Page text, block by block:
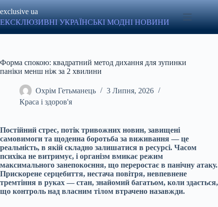
до
вмісту
exclusive ua
ЕКСКЛЮЗИВНІ УКРАЇНСЬКІ МОДНІ НОВИНИ
Форма спокою: квадратний метод дихання для зупинки
паніки менш ніж за 2 хвилини
Охрім Гетьманець
3 Липня, 2026
Краса і здоров'я
Постійний стрес, потік тривожних новин, завищені
самовимоги та щоденна боротьба за виживання — це
реальність, в якій складно залишатися в ресурсі. Часом
психіка не витримує, і організм вмикає режим
максимального занепокоєння, що переростає в панічну атаку.
Прискорене серцебиття, нестача повітря, невпевнене
тремтіння в руках — стан, знайомий багатьом, коли здається,
що контроль над власним тілом втрачено назавжди.